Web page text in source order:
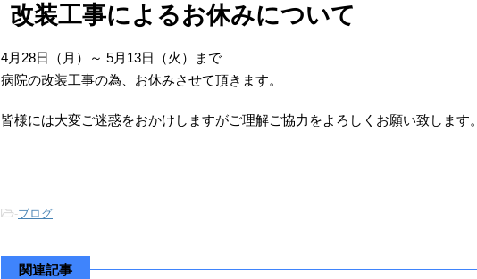
改装工事によるお休みについて
4月28日（月）～ 5月13日（火）まで
病院の改装工事の為、お休みさせて頂きます。
皆様には大変ご迷惑をおかけしますがご理解ご協力をよろしくお願い致します。
-ブログ
関連記事